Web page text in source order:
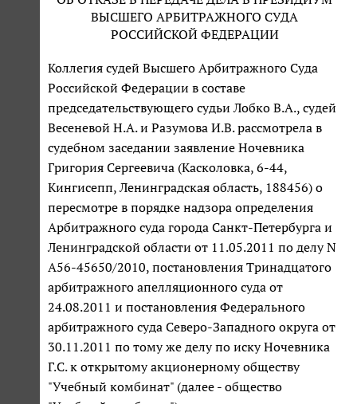
ВЫСШЕГО АРБИТРАЖНОГО СУДА
РОССИЙСКОЙ ФЕДЕРАЦИИ
Коллегия судей Высшего Арбитражного Суда
Российской Федерации в составе
председательствующего судьи Лобко В.А., судей
Весеневой Н.А. и Разумова И.В. рассмотрела в
судебном заседании заявление Ночевника
Григория Сергеевича (Касколовка, 6-44,
Кингисепп, Ленинградская область, 188456) о
пересмотре в порядке надзора определения
Арбитражного суда города Санкт-Петербурга и
Ленинградской области от 11.05.2011 по делу N
А56-45650/2010, постановления Тринадцатого
арбитражного апелляционного суда от
24.08.2011 и постановления Федерального
арбитражного суда Северо-Западного округа от
30.11.2011 по тому же делу по иску Ночевника
Г.С. к открытому акционерному обществу
"Учебный комбинат" (далее - общество